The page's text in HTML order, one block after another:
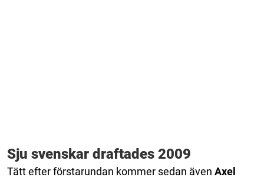
Sju svenskar draftades 2009
Tätt efter förstarundan kommer sedan även Axel